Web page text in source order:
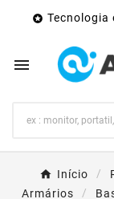
 Tecnologia

Início
Armários